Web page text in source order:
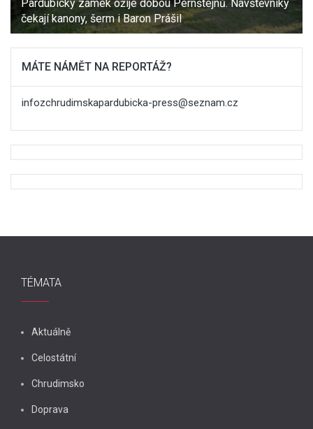
Pardubický zámek ožije dobou Pernštejnů. Návštěvníky
čekají kanony, šerm i Baron Prášil
MÁTE NÁMĚT NA REPORTÁŽ?
infozchrudimskapardubicka-press@seznam.cz
TÉMATA
Aktuálně
Celostátní
Chrudimsko
Doprava